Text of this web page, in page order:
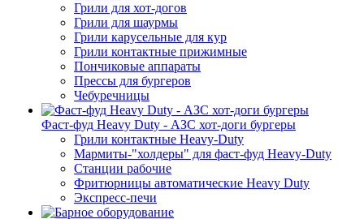
Грили для хот-догов
Грили для шаурмы
Грили карусельные для кур
Грили контактные прижимные
Пончиковые аппараты
Прессы для бургеров
Чебуречницы
Фаст-фуд Heavy Duty - АЗС хот-доги бургеры
Грили контактные Heavy-Duty
Мармиты-"холдеры" для фаст-фуд Heavy-Duty
Станции рабочие
Фритюрницы автоматические Heavy Duty
Экспресс-печи